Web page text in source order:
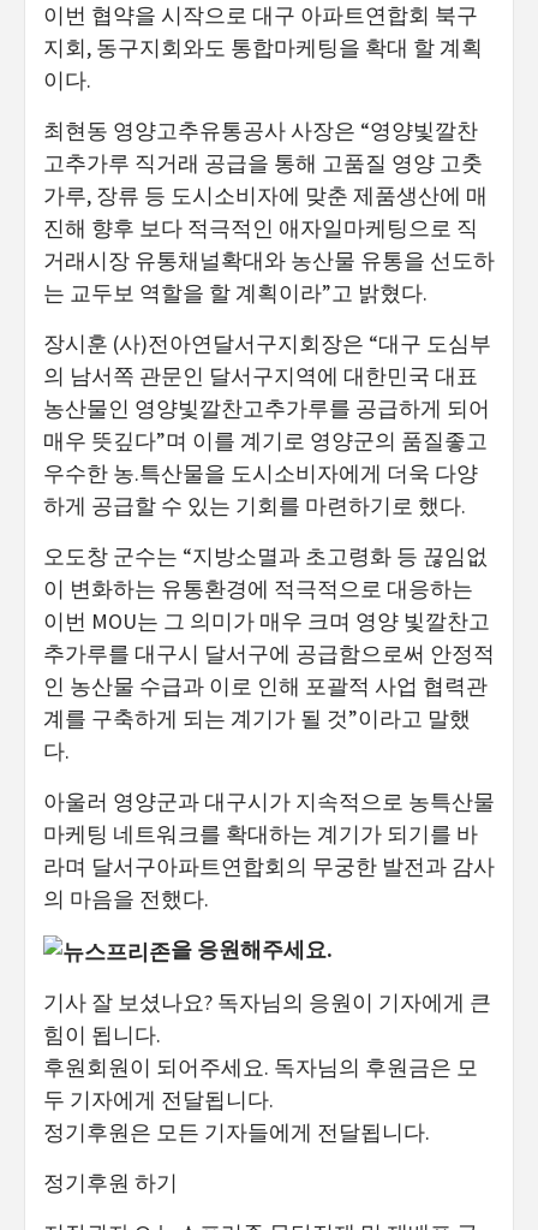
이번 협약을 시작으로 대구 아파트연합회 북구
지회, 동구지회와도 통합마케팅을 확대 할 계획
이다.
최현동 영양고추유통공사 사장은 “영양빛깔찬
고추가루 직거래 공급을 통해 고품질 영양 고춧
가루, 장류 등 도시소비자에 맞춘 제품생산에 매
진해 향후 보다 적극적인 애자일마케팅으로 직
거래시장 유통채널확대와 농산물 유통을 선도하
는 교두보 역할을 할 계획이라”고 밝혔다.
장시훈 (사)전아연달서구지회장은 “대구 도심부
의 남서쪽 관문인 달서구지역에 대한민국 대표
농산물인 영양빛깔찬고추가루를 공급하게 되어
매우 뜻깊다”며 이를 계기로 영양군의 품질좋고
우수한 농.특산물을 도시소비자에게 더욱 다양
하게 공급할 수 있는 기회를 마련하기로 했다.
오도창 군수는 “지방소멸과 초고령화 등 끊임없
이 변화하는 유통환경에 적극적으로 대응하는
이번 MOU는 그 의미가 매우 크며 영양 빛깔찬고
추가루를 대구시 달서구에 공급함으로써 안정적
인 농산물 수급과 이로 인해 포괄적 사업 협력관
계를 구축하게 되는 계기가 될 것”이라고 말했
다.
아울러 영양군과 대구시가 지속적으로 농특산물
마케팅 네트워크를 확대하는 계기가 되기를 바
라며 달서구아파트연합회의 무궁한 발전과 감사
의 마음을 전했다.
을 응원해주세요.
기사 잘 보셨나요? 독자님의 응원이 기자에게 큰
힘이 됩니다.
후원회원이 되어주세요. 독자님의 후원금은 모
두 기자에게 전달됩니다.
정기후원은 모든 기자들에게 전달됩니다.
정기후원 하기